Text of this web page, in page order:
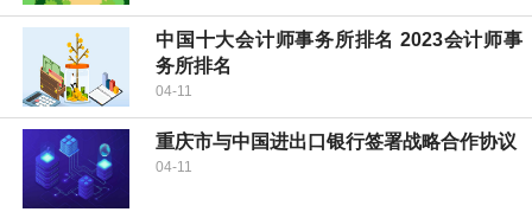
中国十大会计师事务所排名 2023会计师事
务所排名
04-11
重庆市与中国进出口银行签署战略合作协议
04-11